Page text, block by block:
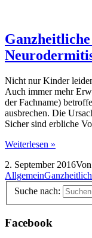
Nicht nur Kinder
Auch immer mehr
der Fachname)
ausbrechen. Die
Sicher sind erbliche
Weiterlesen »
2. September 2016Von
Allgemein
Suche nach:
Facebook